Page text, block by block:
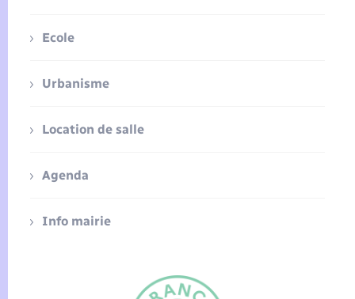
Ecole
Urbanisme
Location de salle
Agenda
Info mairie